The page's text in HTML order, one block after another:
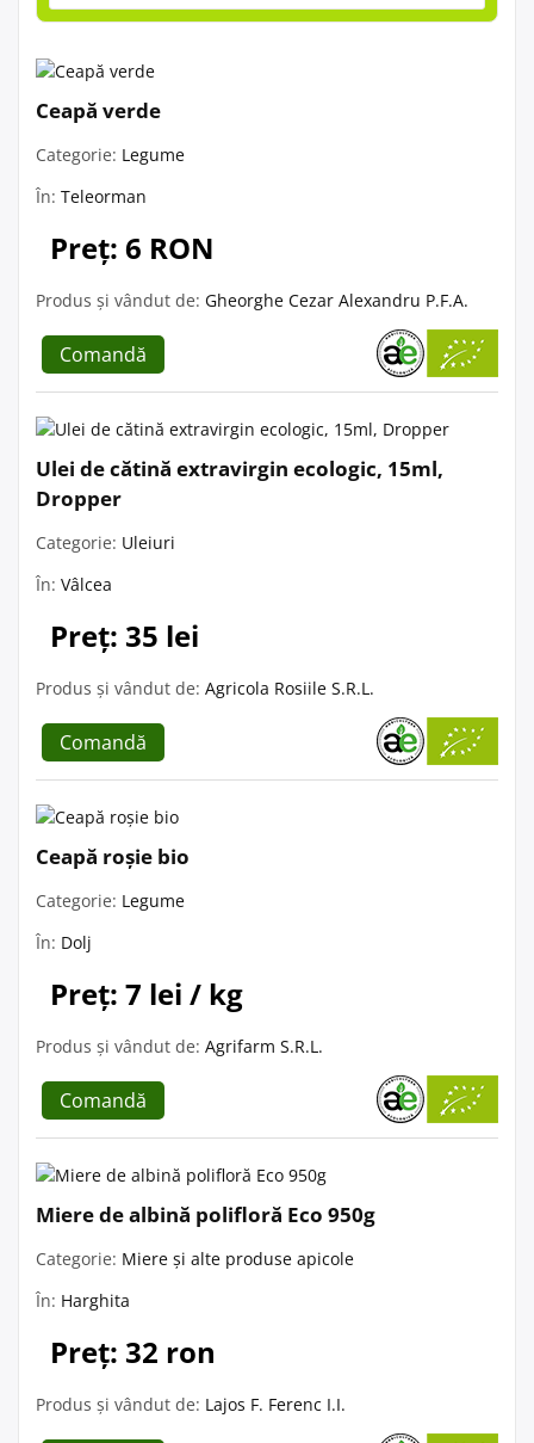
Ceapă verde
Categorie: Legume
În: Teleorman
Preț: 6 RON
Produs și vândut de: Gheorghe Cezar Alexandru P.F.A.
Comandă
Ulei de cătină extravirgin ecologic, 15ml,
Dropper
Categorie: Uleiuri
În: Vâlcea
Preț: 35 lei
Produs și vândut de: Agricola Rosiile S.R.L.
Comandă
Ceapă roșie bio
Categorie: Legume
În: Dolj
Preț: 7 lei / kg
Produs și vândut de: Agrifarm S.R.L.
Comandă
Miere de albină polifloră Eco 950g
Categorie: Miere și alte produse apicole
În: Harghita
Preț: 32 ron
Produs și vândut de: Lajos F. Ferenc I.I.